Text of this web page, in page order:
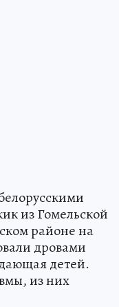
из Гомельской
районе на
дровами
детей.
из них